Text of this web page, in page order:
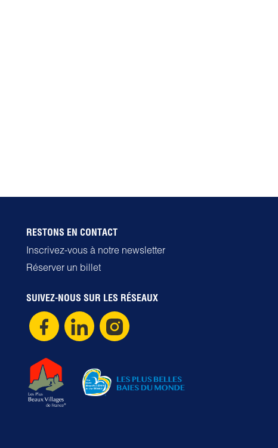
RESTONS EN CONTACT
Inscrivez-vous à notre newsletter
Réserver un billet
SUIVEZ-NOUS SUR LES RÉSEAUX